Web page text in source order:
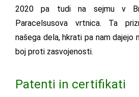
2020 pa tudi na sejmu v
Paracelsusova vrtnica. Ta
našega dela, hkrati pa nam dajejo
boj proti zasvojenosti.
Patenti in certifikati